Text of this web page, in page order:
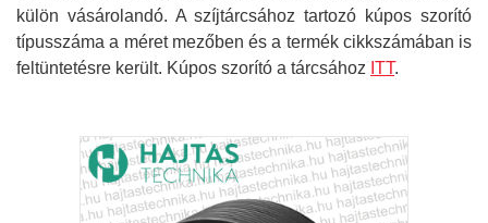
külön vásárolandó. A szíjtárcsához tartozó kúpos szorító
típusszáma a méret mezőben és a termék cikkszámában is
feltüntetésre került. Kúpos szorító a tárcsához ITT.